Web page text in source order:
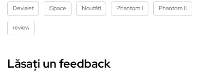
Devialet iSpace Noutăți Phantom I Phantom II
review
Lăsați un feedback